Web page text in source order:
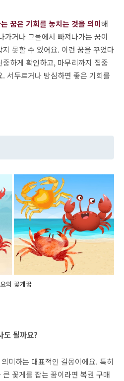
꿈은 기회를 놓치는 것을 의미해
가거나 그물에서 빠져나가는 꿈이
못할 수 있어요. 이런 꿈을 꾸었다
하게 확인하고, 마무리까지 집중
서두르거나 방심하면 좋은 기회를
의 꽃게꿈
도 될까요?
미하는 대표적인 길몽이에요. 특히
꽃게를 잡는 꿈이라면 복권 구매